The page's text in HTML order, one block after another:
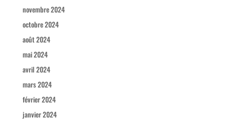
novembre 2024
octobre 2024
août 2024
mai 2024
avril 2024
mars 2024
février 2024
janvier 2024